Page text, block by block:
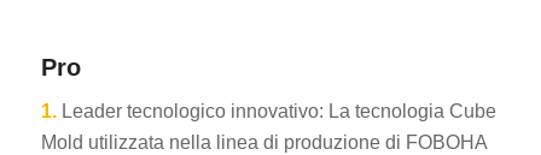
Pro
1.Leader tecnologico innovativo: La tecnologia Cube
Mold utilizzata nella linea di produzione di FOBOHA